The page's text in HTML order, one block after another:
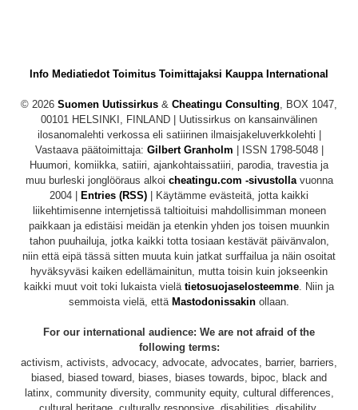
Info Mediatiedot Toimitus Toimittajaksi Kauppa International
© 2026 Suomen Uutissirkus & Cheatingu Consulting , BOX 1047,
00101 HELSINKI, FINLAND | Uutissirkus on kansainvälinen
ilosanomalehti verkossa eli satiirinen ilmaisjakeluverkkolehti |
Vastaava päätoimittaja: Gilbert Granholm | ISSN 1798-5048 |
Huumori, komiikka, satiiri, ajankohtaissatiiri, parodia, travestia ja
muu burleski jonglööraus alkoi cheatingu.com -sivustollavuonna
2004 | Entries (RSS) | Käytämme evästeitä, jotta kaikki
liikehtimisenne internjetissä taltioituisi mahdollisimman moneen
paikkaan ja edistäisi meidän ja etenkin yhden jos toisen muunkin
tahon puuhailuja, jotka kaikki totta tosiaan kestävät päivänvalon,
niin että eipä tässä sitten muuta kuin jatkat surffailua ja näin osoitat
hyväksyväsi kaiken edellämainitun, mutta toisin kuin jokseenkin
kaikki muut voit toki lukaista vielä tietosuojaselosteemme . Niin ja
semmoista vielä, että Mastodonissakin ollaan.
For our international audience: We are not afraid of the
following terms:
activism, activists, advocacy, advocate, advocates, barrier, barriers,
biased, biased toward, biases, biases towards, bipoc, black and
latinx, community diversity, community equity, cultural differences,